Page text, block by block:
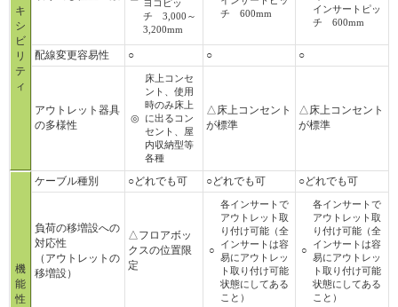
キ
シ
ビ
リ
テ
ィ
ヨコピッ
チ 3,000～
3,200mm
チ 600mm
インサートピッ
チ 600mm
配線変更容易性 ○ ○ ○
アウトレット器具
の多様性
◎
床上コンセ
ント、使用
時のみ床上
に出るコン
セント、屋
内収納型等
各種
△床上コンセント
が標準
△床上コンセント
が標準
機
能
性
ケーブル種別 ○どれでも可 ○どれでも可 ○どれでも可
負荷の移増設への
対応性
（アウトレットの
移増設）
△フロアボッ
クスの位置限
定
○
各インサートで
アウトレット取
り付け可能（全
インサートは容
易にアウトレッ
ト取り付け可能
状態にしてある
こと）
○
各インサートで
アウトレット取
り付け可能（全
インサートは容
易にアウトレッ
ト取り付け可能
状態にしてある
こと）